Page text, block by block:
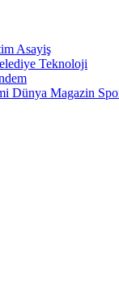
Asayiş
Teknoloji
Dünya Magazin